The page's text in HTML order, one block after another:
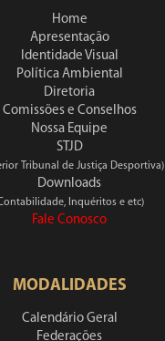
Home
Apresentação
Identidade Visual
Política Ambiental
Diretoria
Comissões e Conselhos
Nossa Equipe
STJD
Tribunal de Justiça Desportiva)
Downloads
Inquéritos e etc)
Fale Conosco
MODALIDADES
Calendário Geral
Federações